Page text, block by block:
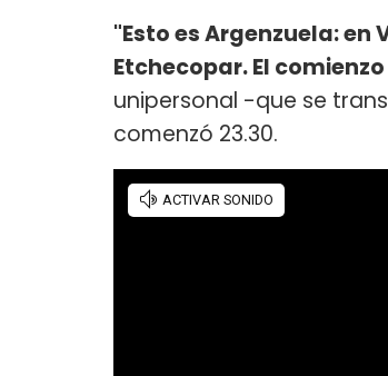
"Esto es Argenzuela:
Etchecopar. El
unipersonal -que se
comenzó 23.30.